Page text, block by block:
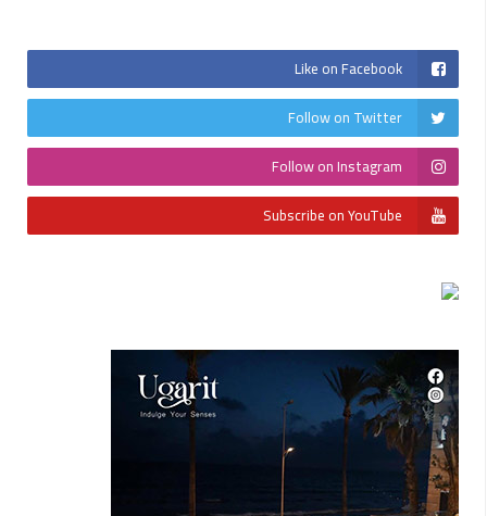
Like on Facebook
Follow on Twitter
Follow on Instagram
Subscribe on YouTube